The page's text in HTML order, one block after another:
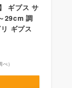
ギプス サ
29cm 調
ギプス
）